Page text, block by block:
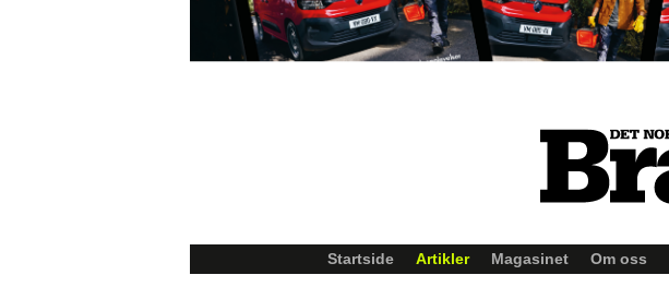
Startside Artikler Magasinet Om oss